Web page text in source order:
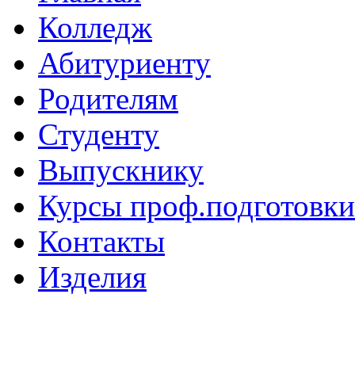
Колледж
Абитуриенту
Родителям
Студенту
Выпускнику
Курсы проф.подготовки
Контакты
Изделия